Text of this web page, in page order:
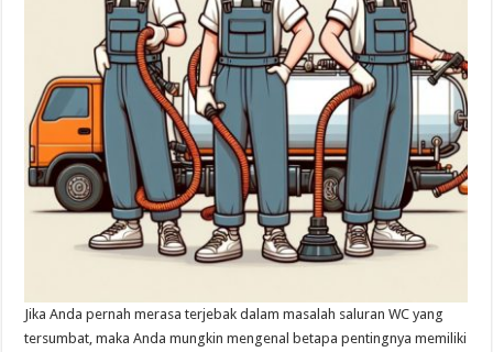
Jika Anda pernah merasa terjebak dalam masalah saluran WC yang
tersumbat, maka Anda mungkin mengenal betapa pentingnya memiliki